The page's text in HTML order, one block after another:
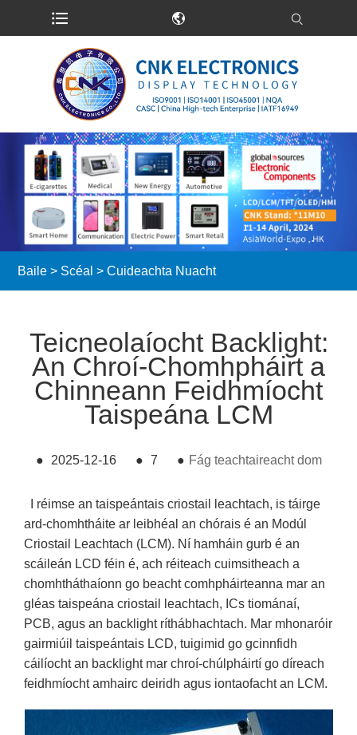
Baile > Scéal >Cuideachta Nuacht
Teicneolaíocht Backlight:
An Chroí-Chomhpháirt a
Chinneann Feidhmíocht
Taispeána LCM
● 2025-12-16 ● 7 ● Fág teachtaireacht dom
I réimse an taispeántais criostail leachtach, is táirge
ard-chomhtháite ar leibhéal an chórais é an Modúl
Criostail Leachtach (LCM). Ní hamháin gurb é an
scáileán LCD féin é, ach réiteach cuimsitheach a
chomhtháthaíonn go beacht comhpháirteanna mar an
gléas taispeána criostail leachtach, ICs tiománaí,
PCB, agus an backlight ríthábhachtach. Mar mhonaróir
gairmiúil taispeántais LCD, tuigimid go gcinnfidh
cáilíocht an backlight mar chroí-chúlpháirtí go díreach
feidhmíocht amhairc deiridh agus iontaofacht an LCM.